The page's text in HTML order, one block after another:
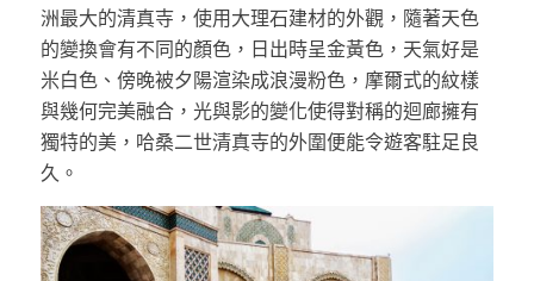
洲最大的清真寺，使用大理石建材的外觀，隨著天色
的變換會有不同的顏色，日出時呈金黃色，天氣好是
米白色、傍晚被夕陽渲染成浪漫粉色，摩爾式的紋樣
與幾何完美融合，光與影的變化使得對稱的迴廊擁有
獨特的美，哈桑二世清真寺的外圍便能令遊客駐足良
久。